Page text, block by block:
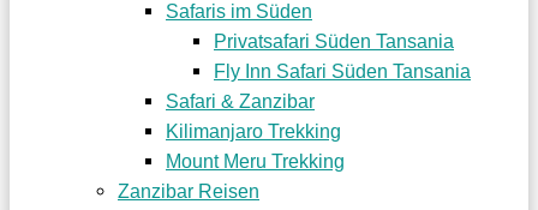
Safaris im Süden
Privatsafari Süden Tansania
Fly Inn Safari Süden Tansania
Safari & Zanzibar
Kilimanjaro Trekking
Mount Meru Trekking
Zanzibar Reisen